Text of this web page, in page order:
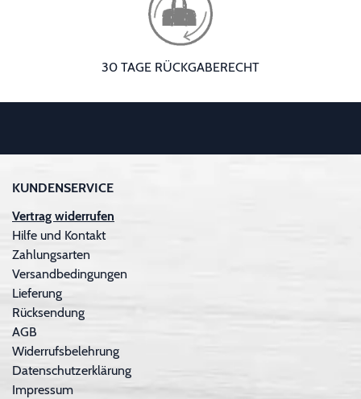
30 TAGE RÜCKGABERECHT
KUNDENSERVICE
Vertrag widerrufen
Hilfe und Kontakt
Zahlungsarten
Versandbedingungen
Lieferung
Rücksendung
AGB
Widerrufsbelehrung
Datenschutzerklärung
Impressum